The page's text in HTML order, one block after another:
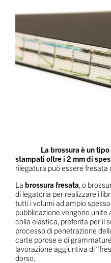
La brossura è un
stampati oltre i 2 mm di
rilegatura può essere fresata
La brossura fresata , o
di legatoria per realizzare i
tutti i volumi ad ampio
pubblicazione vengono
colla elastica, preferita per il
processo di penetrazione
carte porose e di
lavorazione aggiuntiva di
dorso.